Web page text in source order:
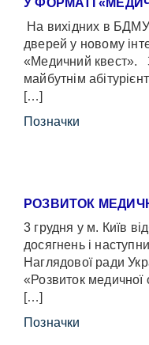
У ФОРМАТІ
На вихідних в
дверей у новому
«Медичний квест».
майбутнім
[…]
Позначки
РОЗВИТОК
3 грудня у м. Київ
досягнень і
Наглядової ради
«Розвиток медичної
[…]
Позначки